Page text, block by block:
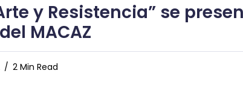
y Resistencia” se
MACAZ
2 Min Read